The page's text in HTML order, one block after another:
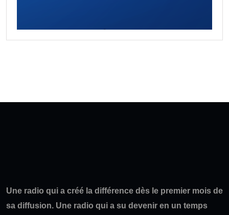
Une radio qui a créé la différence dès le premier mois de
sa diffusion. Une radio qui a su devenir en un temps